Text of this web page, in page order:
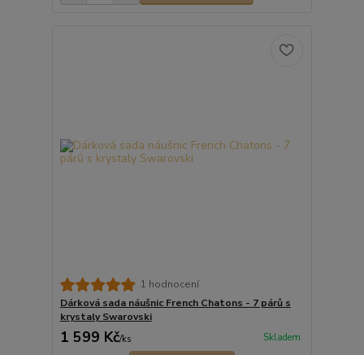
1 hodnocení
Dárková sada náušnic French Chatons - 7 párů s
krystaly Swarovski
1 599 Kč/ks Skladem